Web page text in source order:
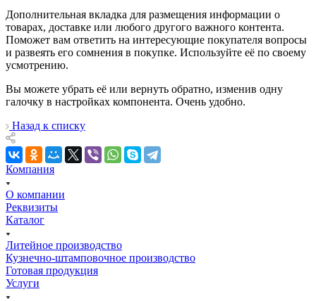
Дополнительная вкладка для размещения информации о
товарах, доставке или любого другого важного контента.
Поможет вам ответить на интересующие покупателя вопросы
и развеять его сомнения в покупке. Используйте её по своему
усмотрению.
Вы можете убрать её или вернуть обратно, изменив одну
галочку в настройках компонента. Очень удобно.
Назад к списку
Компания
О компании
Реквизиты
Каталог
Литейное производство
Кузнечно-штамповочное производство
Готовая продукция
Услуги